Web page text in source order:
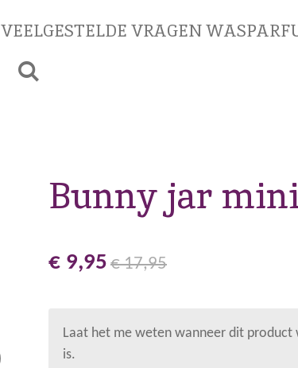
VEELGESTELDE VRAGEN
Bunny jar mini
€ 9,95 € 17,95
Laat het me weten wanneer dit product
is.